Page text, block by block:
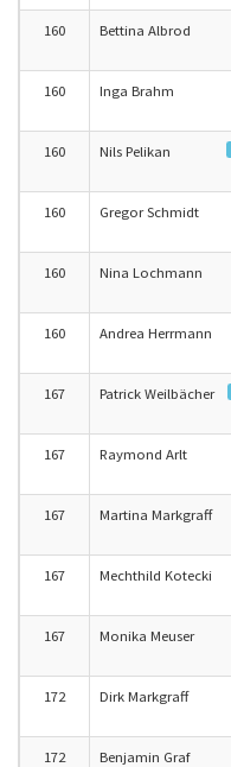
160 Bettina Albrod
160 Inga Brahm
160 Nils Pelikan
160 Gregor Schmidt
160 Nina Lochmann
160 Andrea Herrmann
167 Patrick Weilbächer
167 Raymond Arlt
167 Martina Markgraff
167 Mechthild Kotecki
167 Monika Meuser
172 Dirk Markgraff
172 Benjamin Graf